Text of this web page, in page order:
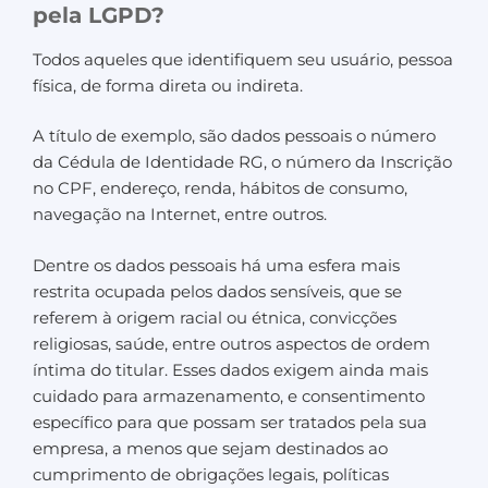
pela LGPD?
Todos aqueles que identifiquem seu usuário, pessoa
física, de forma direta ou indireta.
A título de exemplo, são dados pessoais o número
da Cédula de Identidade RG, o número da Inscrição
no CPF, endereço, renda, hábitos de consumo,
navegação na Internet, entre outros.
Dentre os dados pessoais há uma esfera mais
restrita ocupada pelos dados sensíveis, que se
referem à origem racial ou étnica, convicções
religiosas, saúde, entre outros aspectos de ordem
íntima do titular. Esses dados exigem ainda mais
cuidado para armazenamento, e consentimento
específico para que possam ser tratados pela sua
empresa, a menos que sejam destinados ao
cumprimento de obrigações legais, políticas